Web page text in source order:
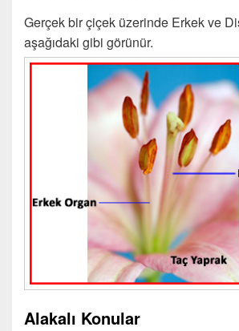
Gerçek bir çiçek üzerinde Erkek ve
aşağıdaki gibi görünür.
Alakalı Konular